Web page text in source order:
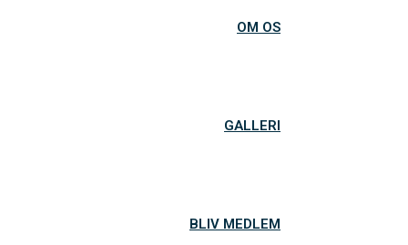
OM OS
GALLERI
BLIV MEDLEM